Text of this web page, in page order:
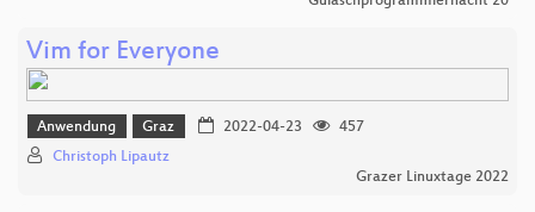
Vim for Everyone
Anwendung Graz 2022-04-23
457
Christoph Lipautz
Grazer Linuxtage 2022